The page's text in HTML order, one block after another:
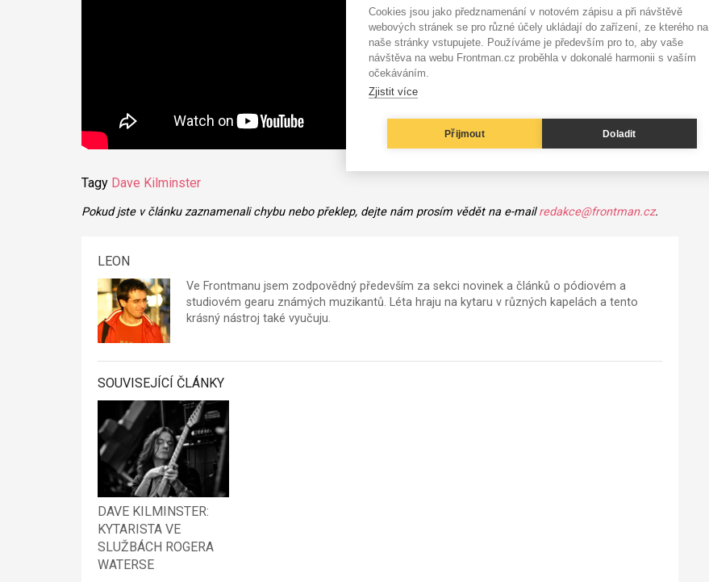
Tagy Dave Kilminster
Pokud jste v článku zaznamenali chybu nebo překlep, dejte nám prosím vědět na e-mailredakce@frontman.cz.
LEON
Ve Frontmanu jsem zodpovědný především za sekci novinek a článků o pódiovém a
studiovém gearu známých muzikantů. Léta hraju na kytaru v různých kapelách a tento
krásný nástroj také vyučuju.
SOUVISEJÍCÍ ČLÁNKY
DAVE KILMINSTER:
KYTARISTA VE
SLUŽBÁCH ROGERA
WATERSE
Cookies jsou jako předznamenání v notovém zápisu a při návštěvě
webových stránek se pro různé účely ukládají do zařízení, ze kterého na
naše stránky vstupujete. Používáme je především pro to, aby vaše
návštěva na webu Frontman.cz proběhla v dokonalé harmonii s vaším
očekáváním.
Zjistit více
Přijmout Doladit